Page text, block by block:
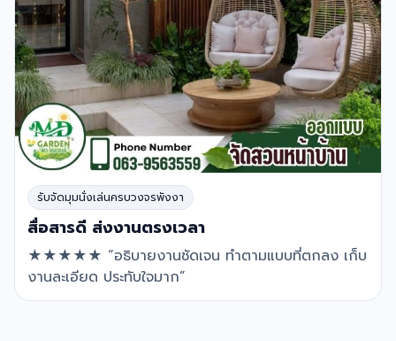
รับจัดมุมนั่งเล่นครบวงจรพังงา
สื่อสารดี ส่งงานตรงเวลา
★★★★★ “อธิบายงานชัดเจน ทำตามแบบที่ตกลง เก็บ
งานละเอียด ประทับใจมาก”